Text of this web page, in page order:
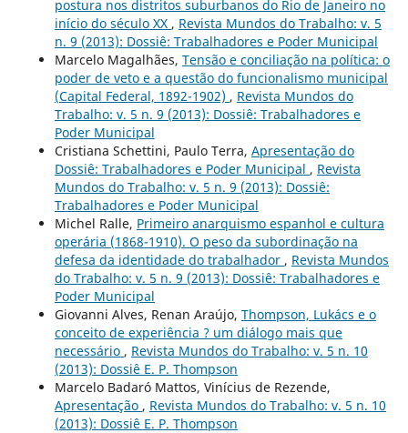
postura nos distritos suburbanos do Rio de Janeiro no
início do século XX , Revista Mundos do Trabalho: v. 5
n. 9 (2013): Dossiê: Trabalhadores e Poder Municipal
Marcelo Magalhães, Tensão e conciliação na política: o
poder de veto e a questão do funcionalismo municipal
(Capital Federal, 1892-1902) , Revista Mundos do
Trabalho: v. 5 n. 9 (2013): Dossiê: Trabalhadores e
Poder Municipal
Cristiana Schettini, Paulo Terra, Apresentação do
Dossiê: Trabalhadores e Poder Municipal , Revista
Mundos do Trabalho: v. 5 n. 9 (2013): Dossiê:
Trabalhadores e Poder Municipal
Michel Ralle, Primeiro anarquismo espanhol e cultura
operária (1868-1910). O peso da subordinação na
defesa da identidade do trabalhador , Revista Mundos
do Trabalho: v. 5 n. 9 (2013): Dossiê: Trabalhadores e
Poder Municipal
Giovanni Alves, Renan Araújo, Thompson, Lukács e o
conceito de experiência ? um diálogo mais que
necessário , Revista Mundos do Trabalho: v. 5 n. 10
(2013): Dossiê E. P. Thompson
Marcelo Badaró Mattos, Vinícius de Rezende,
Apresentação , Revista Mundos do Trabalho: v. 5 n. 10
(2013): Dossiê E. P. Thompson